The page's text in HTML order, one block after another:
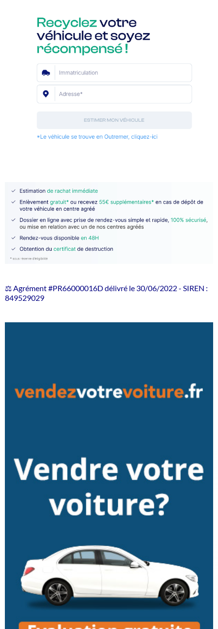
⚖️ Agrément #PR66000016D délivré le 30/06/2022 - SIREN :
849529029